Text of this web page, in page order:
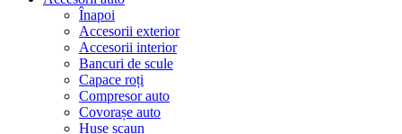
Înapoi
Accesorii exterior
Accesorii interior
Bancuri de scule
Capace roți
Compresor auto
Covorașe auto
Huse scaun